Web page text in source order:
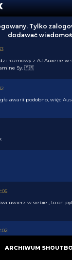
Tylko
dodawać
rozmowy z AJ Auxerre w
Sy. 🇫🇷
awarii podobno, więc
uwierz w siebie , to on
ARCHIWUM